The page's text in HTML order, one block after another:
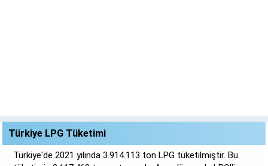
Türkiye LPG Tüketimi
Türkiye'de 2021 yılında 3.914.113 ton LPG tüketilmiştir. Bu